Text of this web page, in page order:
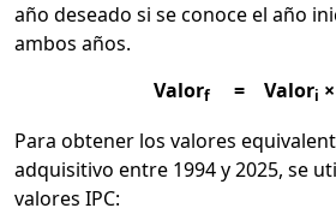
año deseado si se conoce el año
ambos años.
Valorf = Valori ×
Para obtener los valores
adquisitivo entre 1994 y 2025, se
valores IPC: